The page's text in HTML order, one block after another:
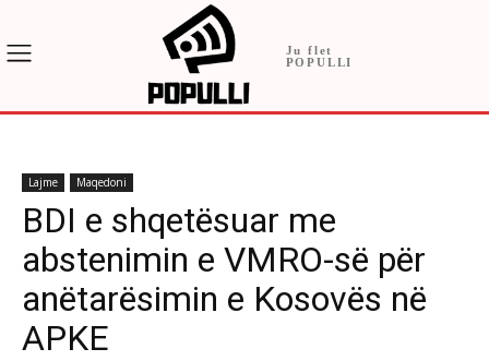
Ju flet
POPULLI
Lajme Maqedoni
BDI e shqetësuar me
abstenimin e VMRO-së për
anëtarësimin e Kosovës në
APKE